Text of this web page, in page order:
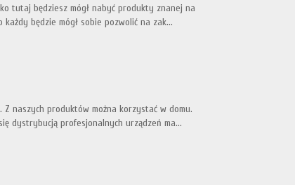
tutaj będziesz mógł nabyć produkty znanej na
będzie mógł sobie pozwolić na zak...
naszych produktów można korzystać w domu.
dystrybucją profesjonalnych urządzeń ma...